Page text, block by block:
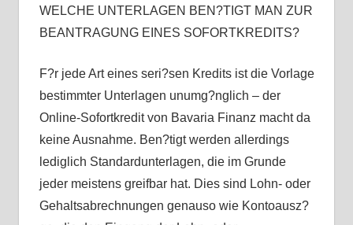
WELCHE UNTERLAGEN BEN?TIGT MAN ZUR
BEANTRAGUNG EINES SOFORTKREDITS?
F?r jede Art eines seri?sen Kredits ist die Vorlage
bestimmter Unterlagen unumg?nglich – der
Online-Sofortkredit von Bavaria Finanz macht da
keine Ausnahme. Ben?tigt werden allerdings
lediglich Standardunterlagen, die im Grunde
jeder meistens greifbar hat. Dies sind Lohn- oder
Gehaltsabrechnungen genauso wie Kontoausz?